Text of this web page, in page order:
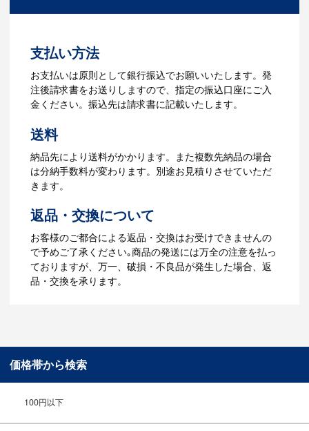
3.発注・データ入稿
ら、ご注文書をお送りします。
【名入れをする場合】名入れに必要なデ
ータをご入稿頂き、名入れイメージをデ
ータでご確認いただきます。
4.納品
【名入れをする場合】データのご入稿後
３週間程度で納品となります。
【名入れなしの場合】在庫がある場合、3
～5営業日程度で納品となります。
ご利用ガイドをもっとみる
支払い方法
お支払いは原則として銀行振込でお願いいたします。発
注後請求書をお送りしますので、指定の振込口座にご入
金ください。振込先は請求書に記載いたします。
送料
納品先により送料がかかります。また複数先納品の場合
は分納手数料が変わります。別途お見積りさせていただ
きます。
返品・交換について
お客様のご都合による返品・交換はお受けできませんの
で予めご了承ください｡商品の発送には万全の注意を払っ
ておりますが、万一、破損・不良品が発生した場合、返
品・交換を承ります。
価格帯から検索
100円以下